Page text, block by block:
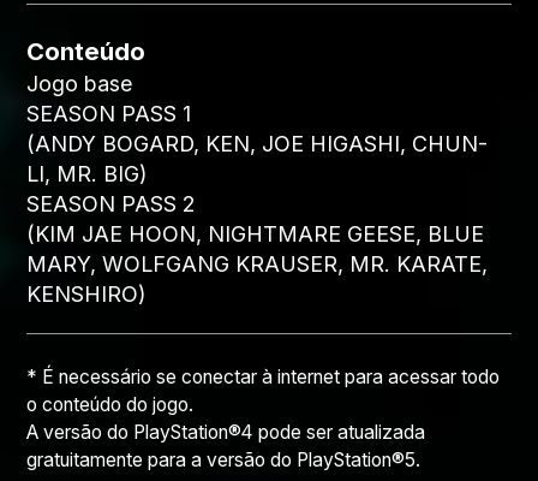
Conteúdo
Jogo base
SEASON PASS 1
(ANDY BOGARD, KEN, JOE HIGASHI, CHUN-
LI, MR. BIG)
SEASON PASS 2
(KIM JAE HOON, NIGHTMARE GEESE, BLUE
MARY, WOLFGANG KRAUSER, MR. KARATE,
KENSHIRO)
* É necessário se conectar à internet para acessar todo
o conteúdo do jogo.
A versão do PlayStation®4 pode ser atualizada
gratuitamente para a versão do PlayStation®5.